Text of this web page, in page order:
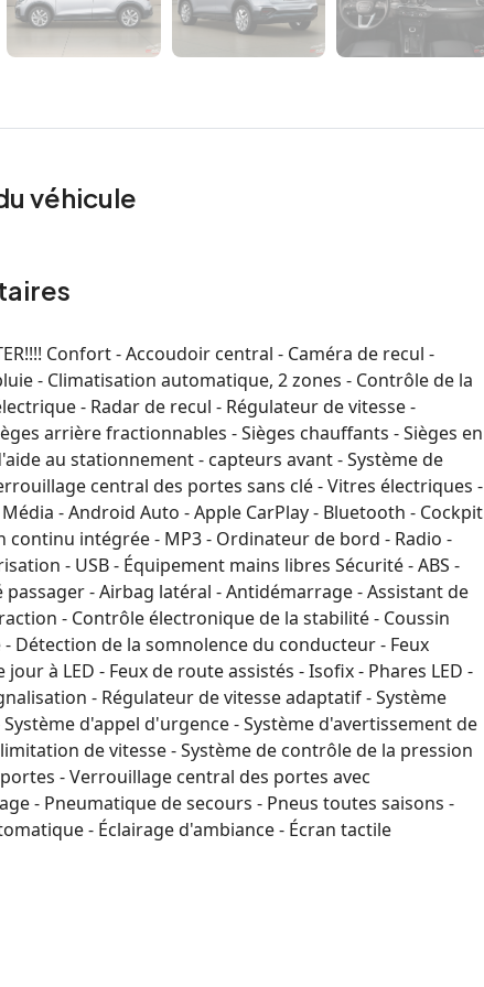
véhicule
Confort - Accoudoir central - Caméra de recul -
- Climatisation automatique, 2 zones - Contrôle de la
- Radar de recul - Régulateur de vitesse -
arrière fractionnables - Sièges chauffants - Sièges en
au stationnement - capteurs avant - Système de
central des portes sans clé - Vitres électriques -
- Android Auto - Apple CarPlay - Bluetooth - Cockpit
intégrée - MP3 - Ordinateur de bord - Radio -
- USB - Équipement mains libres Sécurité - ABS -
- Airbag latéral - Antidémarrage - Assistant de
- Contrôle électronique de la stabilité - Coussin
Détection de la somnolence du conducteur - Feux
à LED - Feux de route assistés - Isofix - Phares LED -
- Régulateur de vitesse adaptatif - Système
d'appel d'urgence - Système d'avertissement de
de vitesse - Système de contrôle de la pression
- Verrouillage central des portes avec
- Pneumatique de secours - Pneus toutes saisons -
- Éclairage d'ambiance - Écran tactile